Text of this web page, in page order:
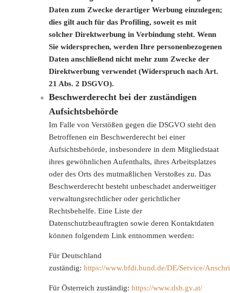
Daten zum Zwecke derartiger Werbung einzulegen;
dies gilt auch für das Profiling, soweit es mit
solcher Direktwerbung in Verbindung steht. Wenn
Sie widersprechen, werden Ihre personenbezogenen
Daten anschließend nicht mehr zum Zwecke der
Direktwerbung verwendet (Widerspruch nach Art.
21 Abs. 2 DSGVO).
Beschwerderecht bei der zuständigen
Aufsichtsbehörde
Im Falle von Verstößen gegen die DSGVO steht den
Betroffenen ein Beschwerderecht bei einer
Aufsichtsbehörde, insbesondere in dem Mitgliedstaat
ihres gewöhnlichen Aufenthalts, ihres Arbeitsplatzes
oder des Orts des mutmaßlichen Verstoßes zu. Das
Beschwerderecht besteht unbeschadet anderweitiger
verwaltungsrechtlicher oder gerichtlicher
Rechtsbehelfe. Eine Liste der
Datenschutzbeauftragten sowie deren Kontaktdaten
können folgendem Link entnommen werden:
Für Deutschland
zuständig: https://www.bfdi.bund.de/DE/Service/
Für Österreich zuständig: https://www.dsb.gv.at/